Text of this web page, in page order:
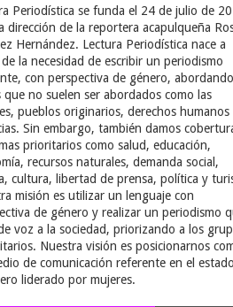
Periodística se funda el 24 de julio de
dirección de la reportera acapulqueña
Hernández. Lectura Periodística nace a
la necesidad de escribir un periodismo
con perspectiva de género, abordando
que no suelen ser abordados como las
pueblos originarios, derechos humanos
Sin embargo, también damos
prioritarios como salud, educación,
recursos naturales, demanda social,
cultura, libertad de prensa, política y
misión es utilizar un lenguaje con
de género y realizar un periodismo
voz a la sociedad, priorizando a los
Nuestra visión es posicionarnos
de comunicación referente en el
liderado por mujeres.